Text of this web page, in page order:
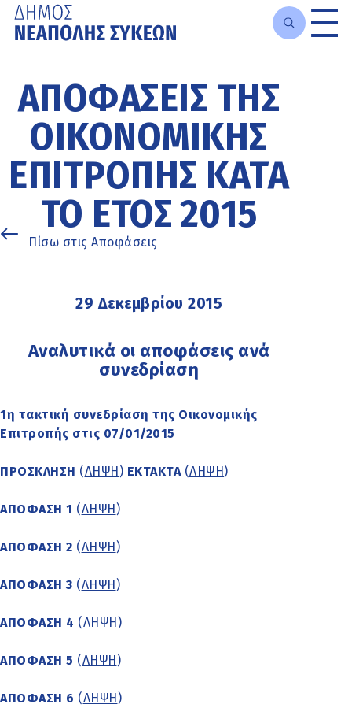
κυρίως
περιεχόμενο
ΑΠΟΦΆΣΕΙΣ ΤΗΣ
ΟΙΚΟΝΟΜΙΚΉΣ
ΕΠΙΤΡΟΠΉΣ ΚΑΤΆ
ΤΟ ΈΤΟΣ 2015
Πίσω στις Αποφάσεις
29 Δεκεμβρίου 2015
Αναλυτικά οι αποφάσεις ανά
συνεδρίαση
1η τακτική συνεδρίαση της Οικονομικής
Επιτροπής στις 07/01/2015
ΠΡΟΣΚΛΗΣΗ (ΛΗΨΗ ) ΕΚΤΑΚΤΑ (ΛΗΨΗ )
ΑΠΟΦΑΣΗ 1 (ΛΗΨΗ )
ΑΠΟΦΑΣΗ 2 (ΛΗΨΗ )
ΑΠΟΦΑΣΗ 3 (ΛΗΨΗ )
ΑΠΟΦΑΣΗ 4 (ΛΗΨΗ )
ΑΠΟΦΑΣΗ 5 (ΛΗΨΗ )
ΑΠΟΦΑΣΗ 6 (ΛΗΨΗ )